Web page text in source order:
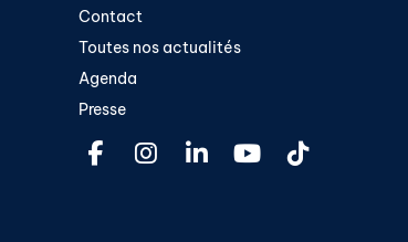
Contact
Toutes nos actualités
Agenda
Presse